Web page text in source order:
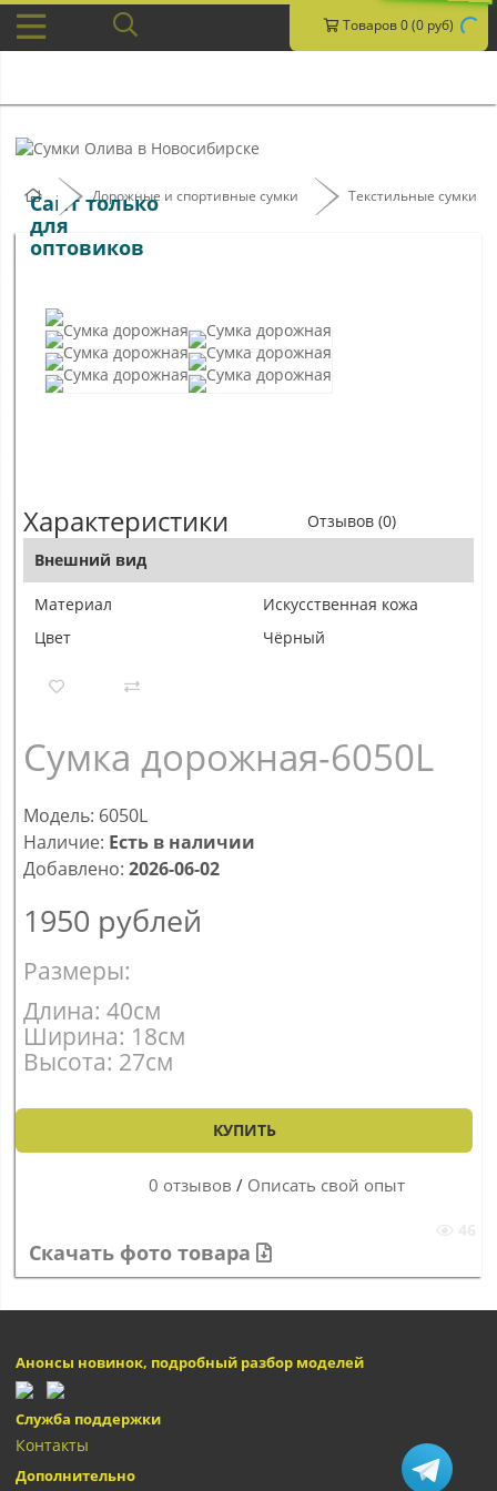
Товаров 0 (0 руб)
Сайт только
для
оптовиков
Дорожные и спортивные сумки Текстильные сумки
Характеристики
Отзывов (0)
Внешний вид
Материал
Искусственная кожа
Цвет
Чёрный
Сумка дорожная-6050L
Модель: 6050L
Наличие: Есть в наличии
Добавлено: 2026-06-02
1950 рублей
Размеры:
Длина: 40см
Ширина: 18см
Высота: 27см
КУПИТЬ
0 отзывов / Описать свой опыт
Скачать фото товара
Анонсы новинок, подробный разбор моделей
Служба поддержки
Контакты
Дополнительно